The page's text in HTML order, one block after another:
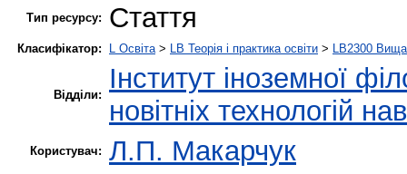
Тип ресурсу: Стаття
Класифікатор: L Освіта> LB Теорія і практика освіти > LB2300 Вища
Відділи:
Інститут іноземної
новітніх технологій
Користувач: Л.П. Макарчук